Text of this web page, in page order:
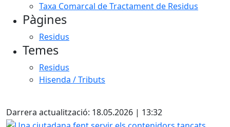
Taxa Comarcal de Tractament de Residus
Pàgines
Residus
Temes
Residus
Hisenda / Tributs
Darrera actualització: 18.05.2026 | 13:32
Una ciutadana fent servir els contenidors tancats